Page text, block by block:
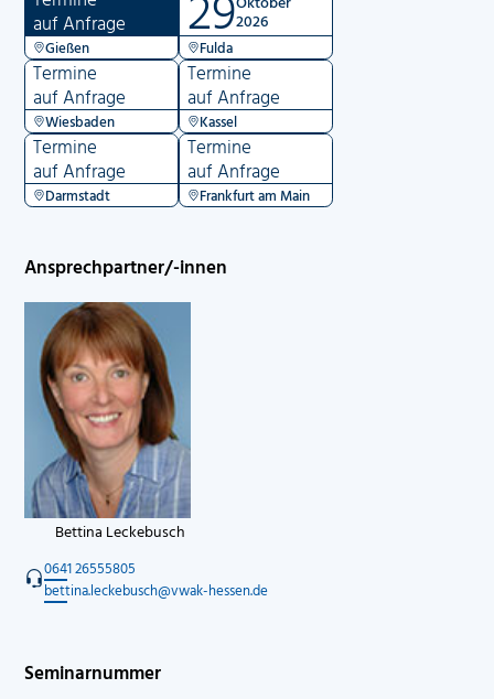
auf Anfrage
Gießen
2026
Fulda
Termine
auf Anfrage
Wiesbaden
Termine
auf Anfrage
Kassel
Termine
auf Anfrage
Darmstadt
Termine
auf Anfrage
Frankfurt am Main
Ansprechpartner/-innen
Bettina Leckebusch
0641 26555805
bettina.leckebusch@vwak-hessen.de
Seminarnummer